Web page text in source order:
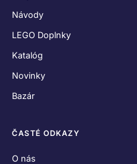
Návody
LEGO Doplnky
Katalóg
Novinky
Bazár
ČASTÉ ODKAZY
O nás